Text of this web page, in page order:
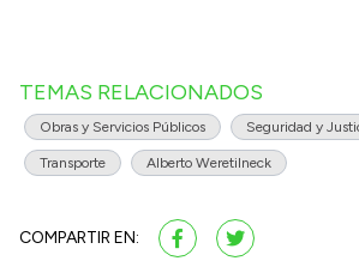
TEMAS RELACIONADOS
Obras y Servicios Públicos Seguridad y
Transporte Alberto Weretilneck
COMPARTIR EN: